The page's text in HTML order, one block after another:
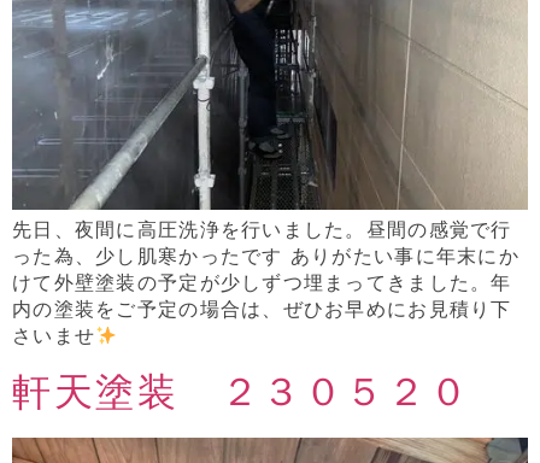
先日、夜間に高圧洗浄を行いました。昼間の感覚で行
った為、少し肌寒かったです ありがたい事に年末にか
けて外壁塗装の予定が少しずつ埋まってきました。年
内の塗装をご予定の場合は、ぜひお早めにお見積り下
さいませ
軒天塗装 ２３０５２０